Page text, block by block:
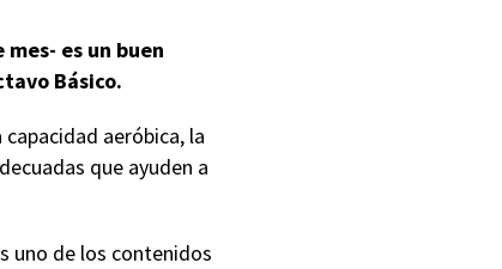
es un buen
Básico.
aeróbica, la
que ayuden a
uno de los contenidos